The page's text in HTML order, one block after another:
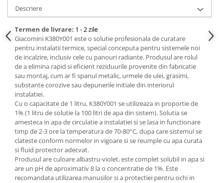
Descriere
Termen de livrare: 1 - 2 zile
Giacomini K380Y001 este o solutie profesionala de curatare
pentru instalatii termice, special conceputa pentru sistemele noi
de incalzire, inclusiv cele cu panouri radiante. Produsul are rolul
de a elimina rapid si eficient reziduurile provenite din fabricatie
sau montaj, cum ar fi spanul metalic, urmele de ulei, grasimi,
substante corozive sau depunerile initiale din interiorul
instalatiei.
Cu o capacitate de 1 litru, K380Y001 se utilizeaza in proportie de
1% (1 litru de solutie la 100 litri de apa din sistem). Solutia se
amesteca in apa de circulatie a instalatiei si se lasa in functionare
timp de 2-3 ore la temperatura de 70-80°C, dupa care sistemul se
clateste conform normelor in vigoare si se reumple cu apa curata
si fluid protector adecvat.
Produsul are culoare albastru-violet, este complet solubil in apa si
are un pH de aproximativ 8 la o concentratie de 1%. Este
recomandata utilizarea manusilor si a protectiei pentru ochi in